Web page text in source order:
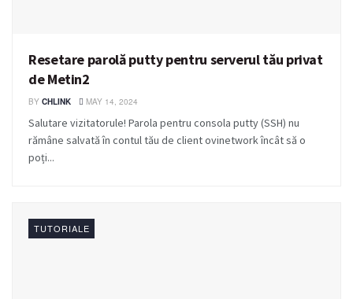
Resetare parolă putty pentru serverul tău privat
de Metin2
BY CHLINK MAY 14, 2024
Salutare vizitatorule! Parola pentru consola putty (SSH) nu
rămâne salvată în contul tău de client ovinetwork încât să o
poți...
TUTORIALE